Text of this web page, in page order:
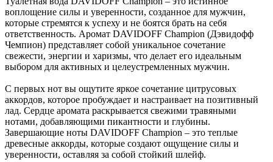
воплощение силы и уверенности, созданное для мужчин,
которые стремятся к успеху и не боятся брать на себя
ответственность. Аромат DAVIDOFF Champion (Дэвидофф
Чемпион) представляет собой уникальное сочетание
свежести, энергии и харизмы, что делает его идеальным
выбором для активных и целеустремленных мужчин.
С первых нот вы ощутите яркое сочетание цитрусовых
аккордов, которое пробуждает и настраивает на позитивный
лад. Сердце аромата раскрывается свежими травяными
нотами, добавляющими пикантности и глубины.
Завершающие ноты DAVIDOFF Champion – это теплые
древесные аккорды, которые создают ощущение силы и
уверенности, оставляя за собой стойкий шлейф.